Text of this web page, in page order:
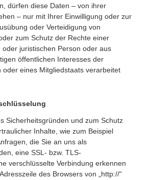
dürfen diese Daten – von ihrer
– nur mit Ihrer Einwilligung oder zur
oder Verteidigung von
zum Schutz der Rechte einer
juristischen Person oder aus
öffentlichen Interesses der
oder eines Mitgliedstaats verarbeitet
Sicherheitsgründen und zum Schutz
Inhalte, wie zum Beispiel
die Sie an uns als
eine SSL- bzw. TLS-
verschlüsselte Verbindung erkennen
des Browsers von „http://“